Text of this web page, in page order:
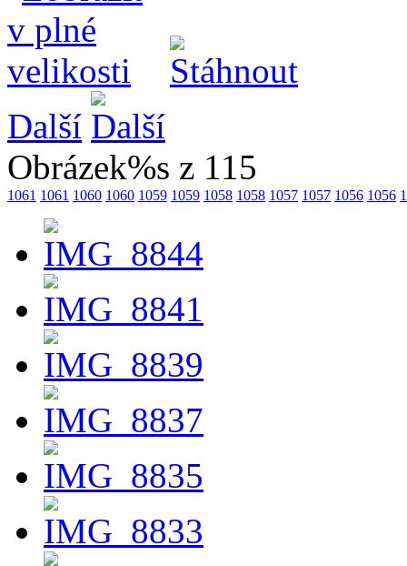
Další
Obrázek%s z 115
1061 1061 1060 1060 1059 1059 1058 1058 1057 1057 1056 1056